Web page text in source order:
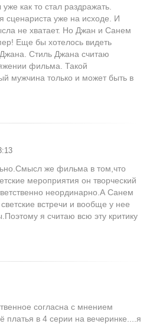
как то стал раздражать.
сценариста уже на исходе. И
не хватает. Но Джан и Санем
Еще бы хотелось видеть
Стиль Джана считаю
фильма. Такой
мужчина только и может быть в
же фильма в том,что
мероприятия он творческий
неординарно.А Санем
встречи и вообще у нее
я считаю всю эту критику
согласна с мнением
платья в 4 серии на вечеринке....я